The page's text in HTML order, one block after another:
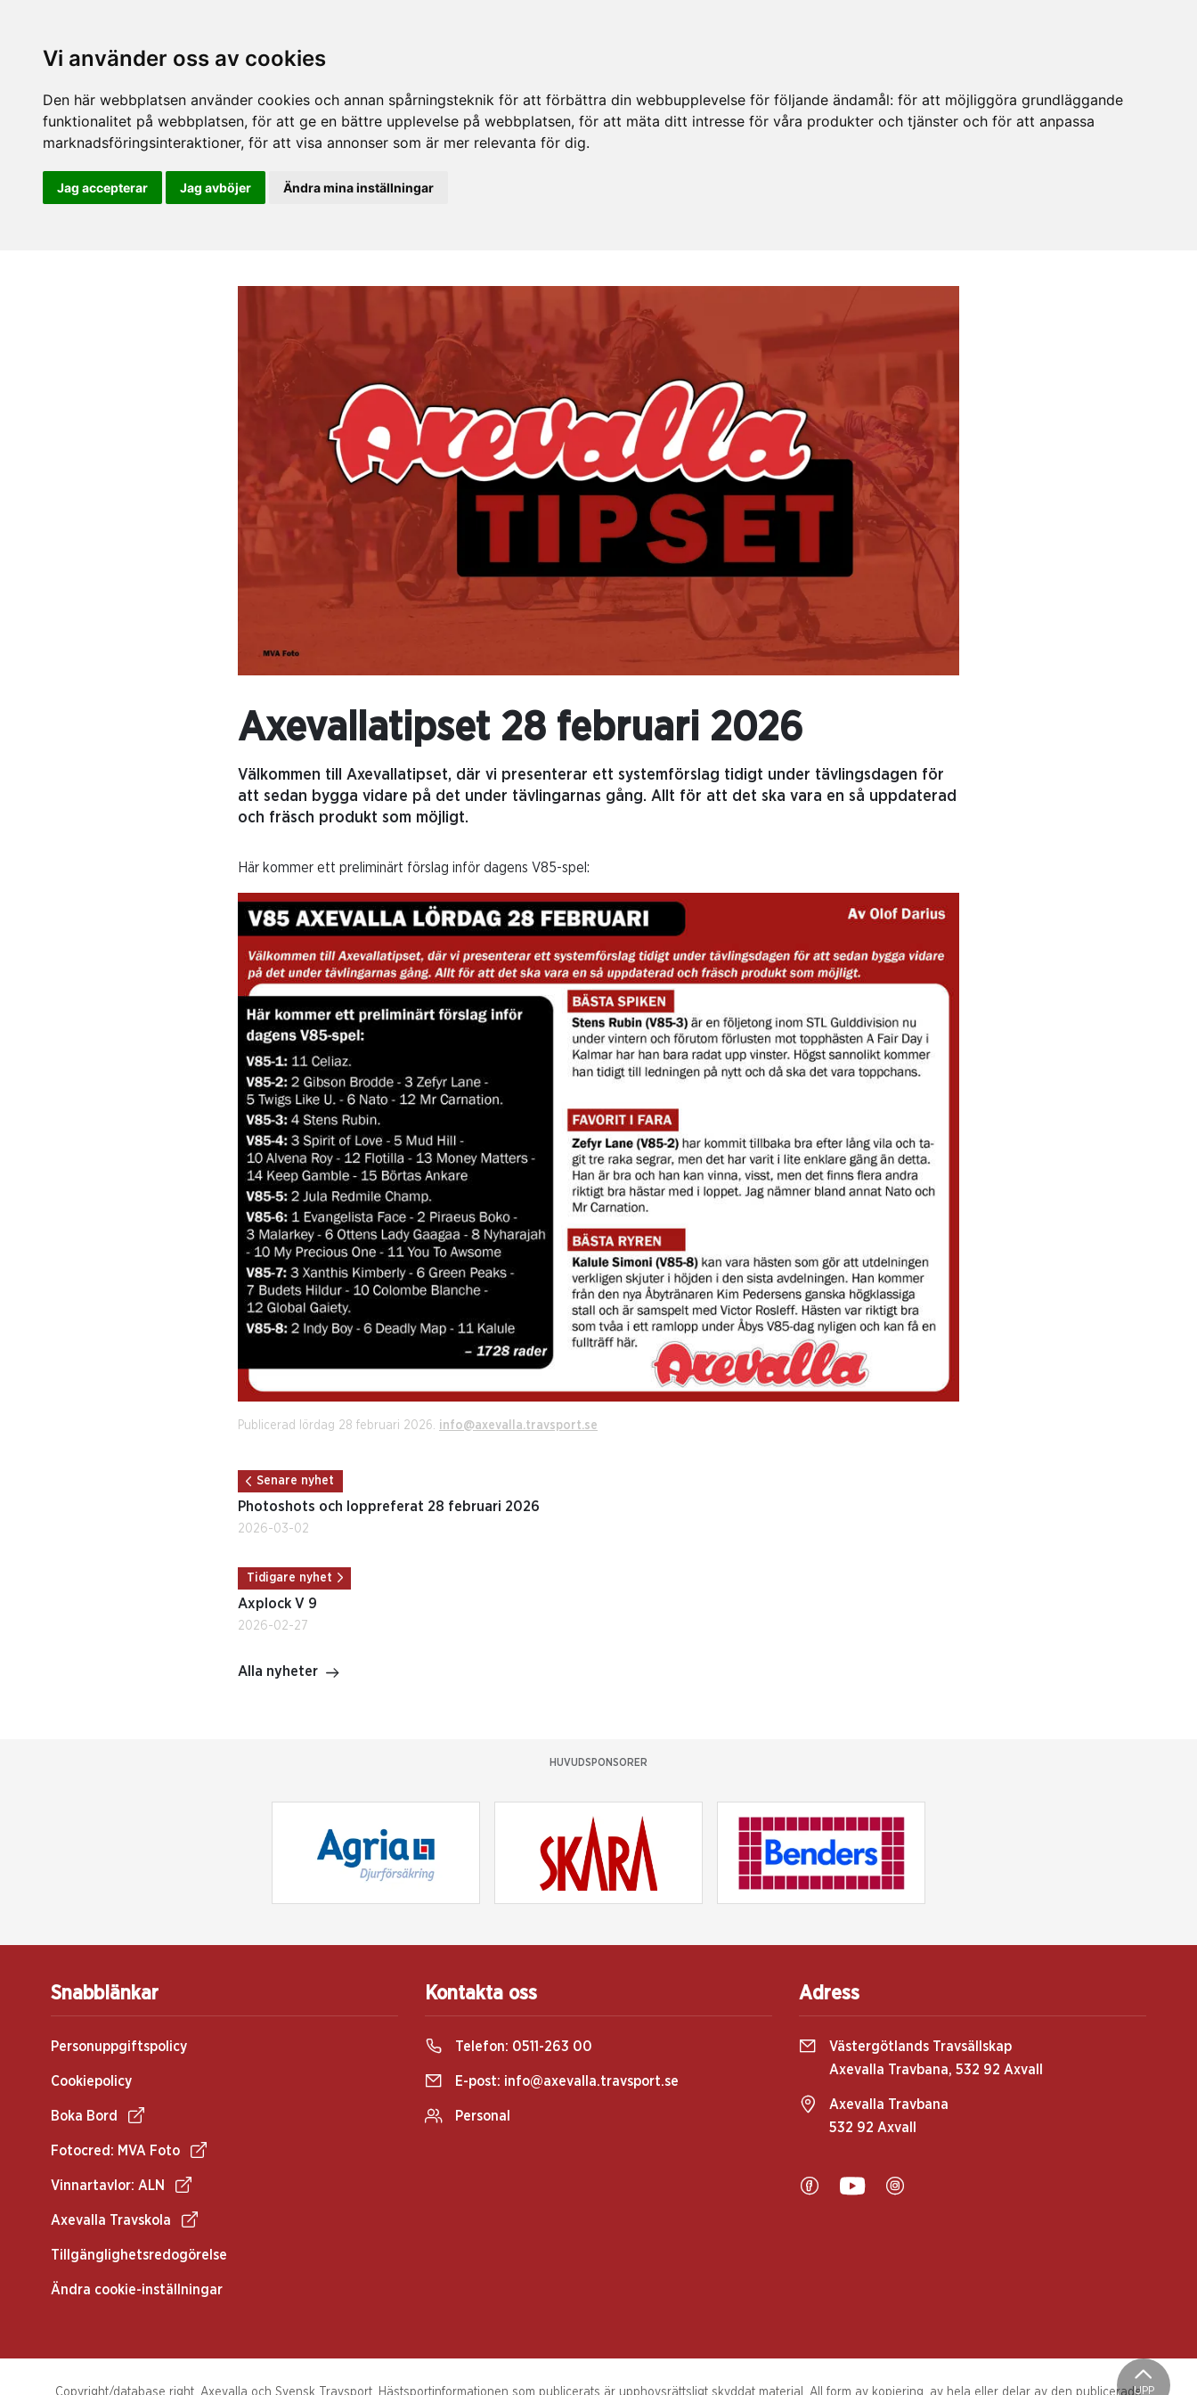
Vi använder oss av cookies
Den här webbplatsen använder cookies och annan spårningsteknik för att förbättra din webbupplevelse för följande ändamål: för att möjliggöra grundläggande
funktionalitet på webbplatsen, för att ge en bättre upplevelse på webbplatsen, för att mäta ditt intresse för våra produkter och tjänster och för att anpassa
marknadsföringsinteraktioner, för att visa annonser som är mer relevanta för dig.
Jag accepterar Jag avböjer Ändra mina inställningar
Axevallatipset 28 februari 2026
Välkommen till Axevallatipset, där vi presenterar ett systemförslag tidigt under tävlingsdagen för
att sedan bygga vidare på det under tävlingarnas gång. Allt för att det ska vara en så uppdaterad
och fräsch produkt som möjligt.
Här kommer ett preliminärt förslag inför dagens V85-spel:
Publicerad lördag 28 februari 2026. info@axevalla.travsport.se
Senare nyhet
Photoshots och loppreferat 28 februari 2026
2026-03-02
Tidigare nyhet
Axplock V 9
2026-02-27
Alla nyheter
HUVUDSPONSORER
Snabblänkar
Personuppgiftspolicy
Cookiepolicy
Boka Bord
Fotocred: MVA Foto
Vinnartavlor: ALN
Axevalla Travskola
Tillgänglighetsredogörelse
Ändra cookie-inställningar
Kontakta oss
Telefon: 0511-263 00
E-post: info@axevalla.travsport.se
Personal
Adress
Västergötlands Travsällskap
Axevalla Travbana, 532 92 Axvall
Axevalla Travbana
532 92 Axvall
UPP